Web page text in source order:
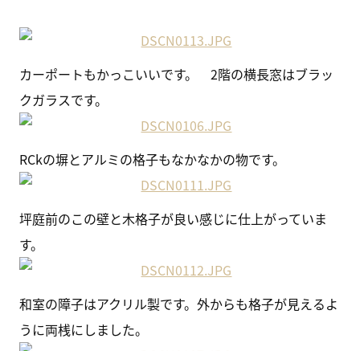
カーポートもかっこいいです。 2階の横長窓はブラッ
クガラスです。
RCkの塀とアルミの格子もなかなかの物です。
坪庭前のこの壁と木格子が良い感じに仕上がっていま
す。
和室の障子はアクリル製です。外からも格子が見えるよ
うに両桟にしました。